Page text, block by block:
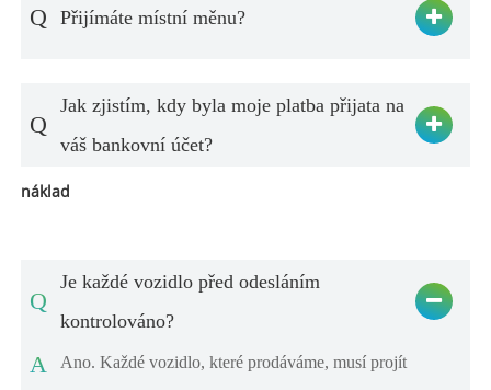
Q Přijímáte místní měnu?
Q
Jak zjistím, kdy byla moje platba přijata na
váš bankovní účet?
náklad
Q
Je každé vozidlo před odesláním
kontrolováno?
A Ano. Každé vozidlo, které prodáváme, musí projít